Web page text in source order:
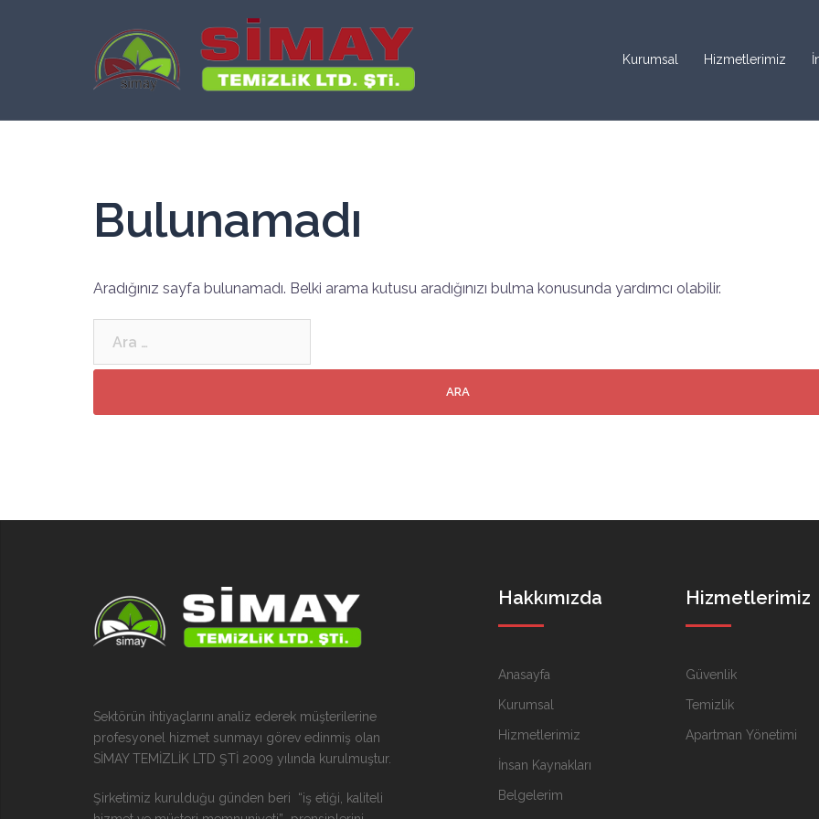
Kurumsal Hizmetlerimiz
Bulunamadı
Aradığınız sayfa bulunamadı. Belki arama kutusu aradığınızı bulma konusunda yardımcı olabilir.
Sektörün ihtiyaçlarını analiz ederek müşterilerine
profesyonel hizmet sunmayı görev edinmiş olan
SİMAY TEMİZLİK LTD ŞTİ 2009 yılında kurulmuştur.
Şirketimiz kurulduğu günden beri “iş etiği, kaliteli
Hakkımızda
Anasayfa
Kurumsal
Hizmetlerimiz
İnsan Kaynakları
Belgelerim
Hizmetlerimiz
Güvenlik
Temizlik
Apartman Yönetimi